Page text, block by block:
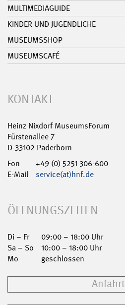
MULTIMEDIAGUIDE
KINDER UND JUGENDLICHE
MUSEUMSSHOP
MUSEUMSCAFÉ
KONTAKT
Heinz Nixdorf MuseumsForum
Fürstenallee 7
D-33102 Paderborn
Fon
+49 (0) 5251 306-600
E-Mail
service(at)hnf.de
ÖFFNUNGSZEITEN
Di – Fr
09:00 – 18:00 Uhr
Sa – So
10:00 – 18:00 Uhr
Mo
geschlossen
Anfahrt